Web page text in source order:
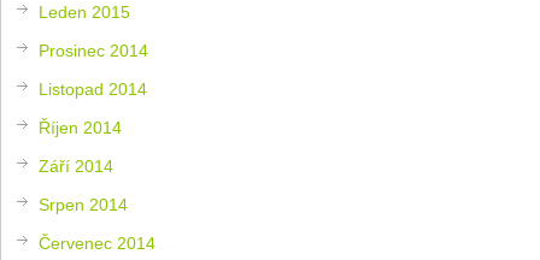
Leden 2015
Prosinec 2014
Listopad 2014
Říjen 2014
Září 2014
Srpen 2014
Červenec 2014